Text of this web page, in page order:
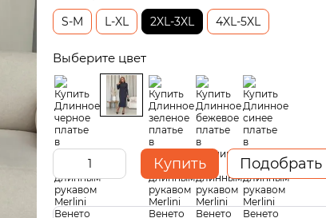
S-M L-XL 2XL-3XL 4XL-5XL
Выберите цвет
Купить